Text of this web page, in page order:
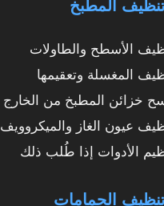
الأسطح والطاولات
المغسلة وتعقيمها
خزائن المطبخ من الخارج
عيون الغاز والميكروويف
الأدوات إذا طُلب ذلك